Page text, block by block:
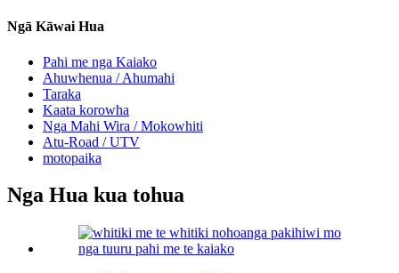
Ngā Kāwai Hua
Pahi me nga Kaiako
Ahuwhenua / Ahumahi
Taraka
Kaata korowha
Nga Mahi Wira / Mokowhiti
Atu-Road / UTV
motopaika
Nga Hua kua tohua